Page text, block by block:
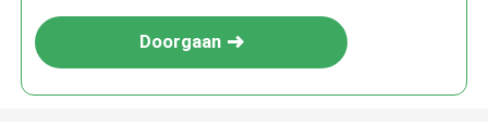
Doorgaan